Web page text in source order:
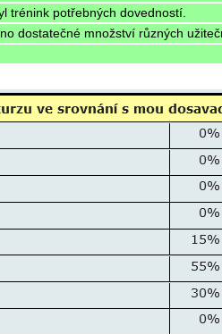
trénink potřebných dovedností.
dostatečné množství různých